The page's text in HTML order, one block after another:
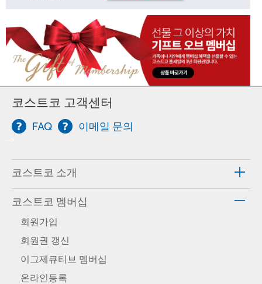
코스트코 고객센터
FAQ 이메일 문의
코스트코 소개
코스트코 멤버십
회원가입
회원권 갱신
이그제큐티브 멤버십
온라인등록